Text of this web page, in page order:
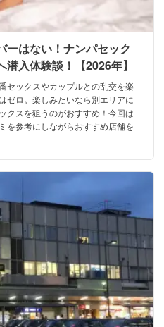
ーはない！ナンパセック
入体験談！【2026年】
セックスやカップルとの乱交を楽
ゼロ。楽しみたいなら別エリアに
クスを狙うのがおすすめ！今回は
を参考にしながらおすすめ店舗を